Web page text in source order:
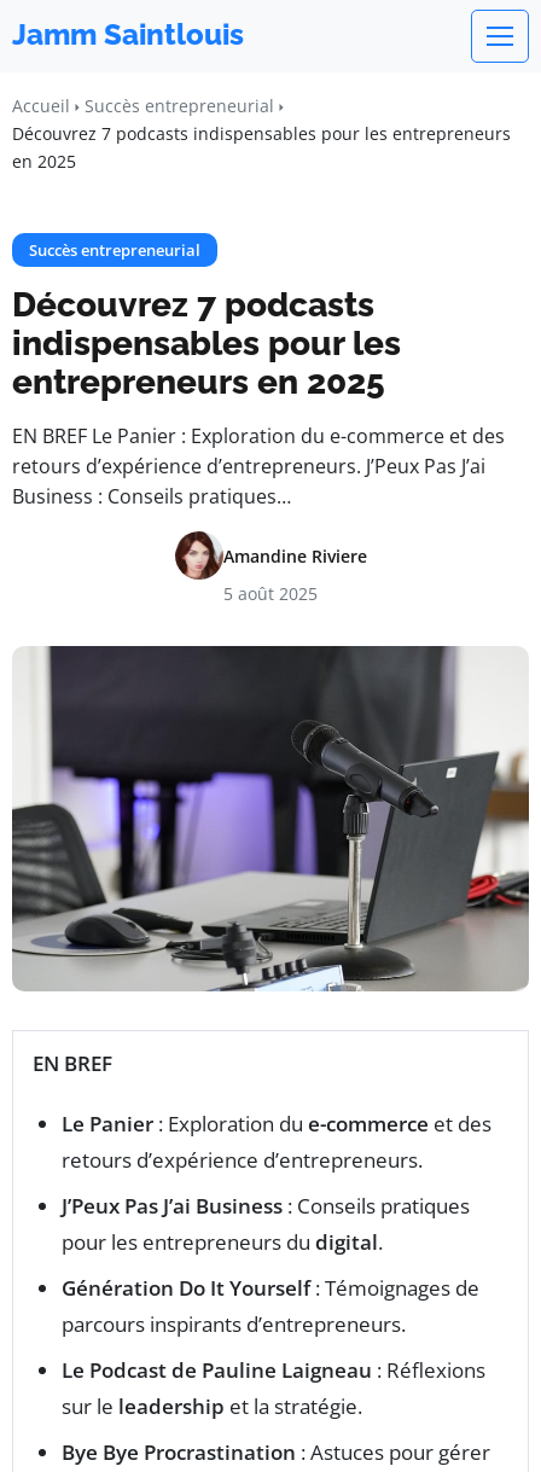
Jamm Saintlouis
Accueil
Succès entrepreneurial
Découvrez 7 podcasts indispensables pour les entrepreneurs
en 2025
Succès entrepreneurial
Découvrez 7 podcasts
indispensables pour les
entrepreneurs en 2025
EN BREF Le Panier : Exploration du e-commerce et des
retours d’expérience d’entrepreneurs. J’Peux Pas J’ai
Business : Conseils pratiques…
Amandine Riviere
5 août 2025
EN BREF
Le Panier : Exploration du e-commerce et des
retours d’expérience d’entrepreneurs.
J’Peux Pas J’ai Business : Conseils pratiques
pour les entrepreneurs du digital.
Génération Do It Yourself: Témoignages de
parcours inspirants d’entrepreneurs.
Le Podcast de Pauline Laigneau : Réflexions
sur le leadership et la stratégie.
Bye Bye Procrastination : Astuces pour gérer